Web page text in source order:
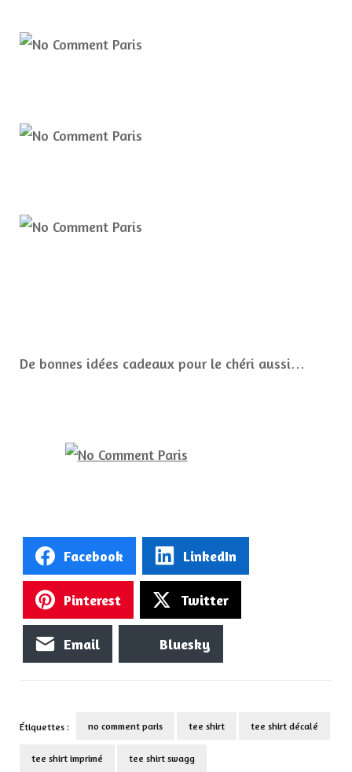
De bonnes idées cadeaux pour le chéri aussi…
Facebook LinkedIn
Pinterest Twitter
Email Bluesky
Étiquettes : no comment paris tee shirt tee shirt décalé
tee shirt imprimé tee shirt swagg